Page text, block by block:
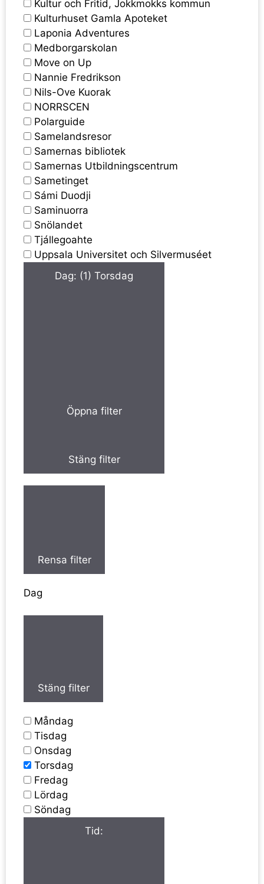
Kultur och Fritid, Jokkmokks kommun
Kulturhuset Gamla Apoteket
Laponia Adventures
Medborgarskolan
Move on Up
Nannie Fredrikson
Nils-Ove Kuorak
NORRSCEN
Polarguide
Samelandsresor
Samernas bibliotek
Samernas Utbildningscentrum
Sametinget
Sámi Duodji
Saminuorra
Snölandet
Tjállegoahte
Uppsala Universitet och Silvermuséet
Dag: (1) Torsdag
Öppna filter
Stäng filter
Rensa filter
Dag
Stäng filter
Måndag
Tisdag
Onsdag
Torsdag
Fredag
Lördag
Söndag
Tid: